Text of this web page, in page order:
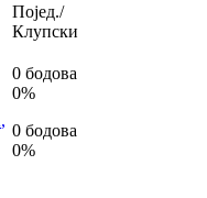
Појед./
Клупски
,
0 бодова
0%
0 бодова
0%